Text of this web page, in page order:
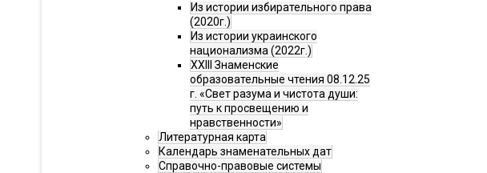
Из истории избирательного права
(2020г.)
Из истории украинского
национализма (2022г.)
XXIII Знаменские
образовательные чтения 08.12.25
г. «Свет разума и чистота души:
путь к просвещению и
нравственности»
Литературная карта
Календарь знаменательных дат
Справочно-правовые системы